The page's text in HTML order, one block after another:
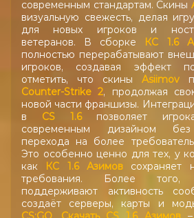
современным стандартам. Скины
визуальную свежесть, делая
для новых игроков и
ветеранов. В сборке КС 1.6
полностью перерабатывают
игроков, создавая эффект
отметить, что скины Asiimov
Counter-Strike 2, продолжая
новой части франшизы.
в CS 1.6позволяет
современным дизайном без
перехода на более
Это особенно ценно для тех, у
как КС 1.6 Азимов сохраняет
требования. Более
поддерживают активность
создаёт серверы, карты и